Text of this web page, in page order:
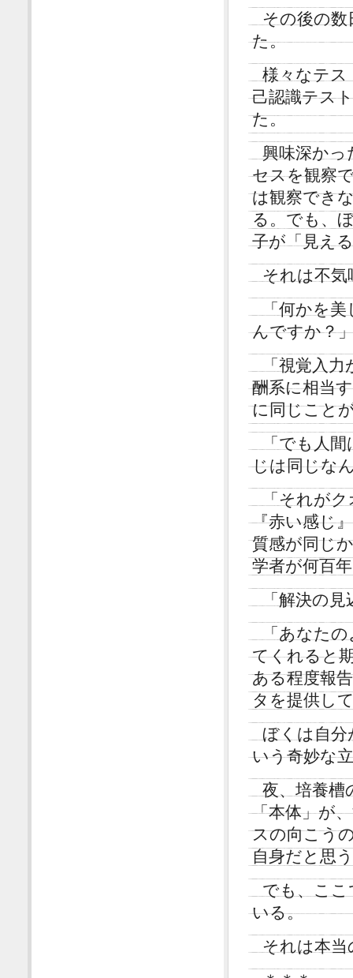
その後の数
た。
様々なテス
己認識テス
た。
興味深かっ
セスを観察
は観察でき
る。でも、
子が「見え
それは不
「何かを
んですか？
「視覚入
酬系に相当
に同じこと
「でも人
じは同じな
「それが
『赤い感じ
質感が同じ
学者が何百
「解決の
「あなた
てくれると
ある程度報
タを提供し
ぼくは自分
いう奇妙な
夜、培養槽
「本体」が
スの向こう
自身だと思
でも、こ
いる。
それは本